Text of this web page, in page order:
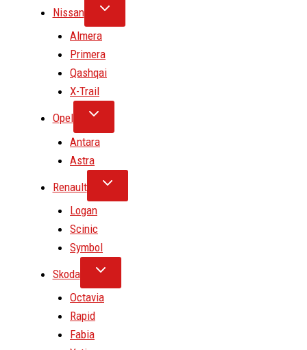
Nissan
Almera
Primera
Qashqai
X-Trail
Opel
Antara
Astra
Renault
Logan
Scinic
Symbol
Skoda
Octavia
Rapid
Fabia